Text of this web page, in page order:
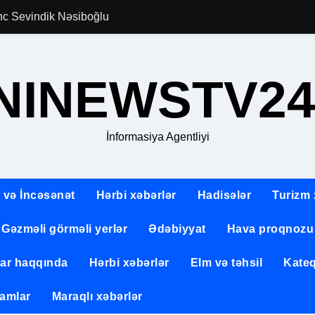
Sevindik Nəsiboğlu Allahverən
İnformasiya Agentliyi
və İncəsənət Hərbi xəbərlər Hadisələr Turizm
Gəzməli görməli yerlər Ədəbiyyat Hava proqnozu
haqqında Hərbi xəbərlər Elm və təhsil
Maraqlı xəbərlər